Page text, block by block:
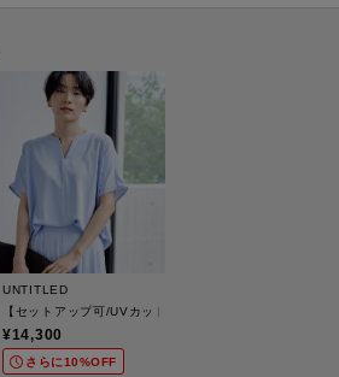
産しております。
チャコールグレー（014） ブラウン（043／
ビー（094）
トピンク（770） サックスブルー（790）
外線（UV）を通しにくくします。この効果は
ある素材を使用しています。この効果は永久
も色味が違って見える場合があります。ま
後2WAY】リラクシーフレンチスリーブブラウス
UNTITLED
【セットアップ可/UVカット/接触冷感/UVカット】リラ
¥14,300
さらに10%OFF